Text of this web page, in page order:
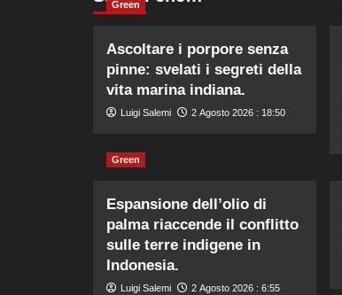
Green
Ascoltare i porpore senza
pinne: svelati i segreti della
vita marina indiana.
Luigi Salemi 2 Agosto 2026 : 18:50
Green
Espansione dell’olio di
palma riaccende il conflitto
sulle terre indigene in
Indonesia.
Luigi Salemi 2 Agosto 2026 : 6:55